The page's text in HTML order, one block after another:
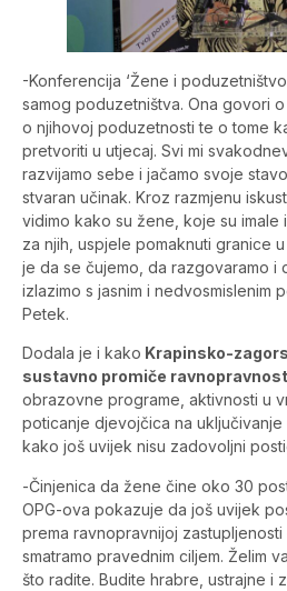
-Konferencija ‘Žene i
samog poduzetništva. Ona govori
o njihovoj poduzetnosti te o tome
pretvoriti u utjecaj. Svi mi
razvijamo sebe i jačamo svoje
stvaran učinak. Kroz razmjenu
vidimo kako su žene, koje su imale
za njih, uspjele pomaknuti granice
je da se čujemo, da razgovaramo i
izlazimo s jasnim i nedvosmislenim
Petek.
Dodala je i kako Krapinsko-
sustavno promiče
obrazovne programe, aktivnosti u
poticanje djevojčica na
kako još uvijek nisu zadovoljni
-Činjenica da žene čine oko 30
OPG-ova pokazuje da još uvijek
prema ravnopravnijoj
smatramo pravednim ciljem. Želim
što radite. Budite hrabre, ustrajne i